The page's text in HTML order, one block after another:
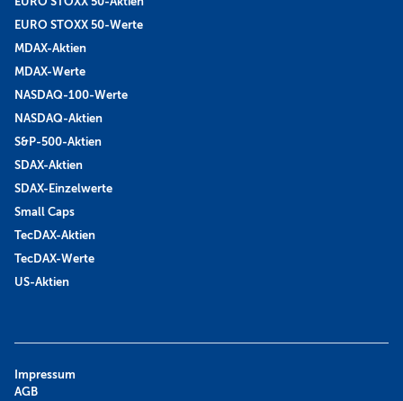
EURO STOXX 50-Werte
MDAX-Aktien
MDAX-Werte
NASDAQ-100-Werte
NASDAQ-Aktien
S&P-500-Aktien
SDAX-Aktien
SDAX-Einzelwerte
Small Caps
TecDAX-Aktien
TecDAX-Werte
US-Aktien
Impressum
AGB